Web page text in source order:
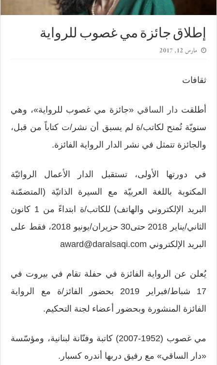
إطلاق جائزة مي غصوب للرواية
مارس 12, 2017
ثقافات
أطلقت دار الساقي «جائزة مي غصوب للرواية»، وهي
سنويّة تُمنح لكاتب/ة لم يسبق أن نشر/ت كتاباً من قبل،
والجائزة تتمثل في نشر الدار الرواية الفائزة.
في دورتها الأولى، تستقبل الدار الأعمال الروائيّة
المكتوبة باللغة العربيّة مع السيرة الذاتيّة (المتضمّنة
البريد الإلكتروني والهاتف) للكاتب/ة ابتداءً من 1 كانون
الثاني/يناير 2018 حتى30 حزيران/يونيو 2018، فقط على
البريد الإلكتروني award@daralsaqi.com
يُعلن عن الرواية الفائزة في حفلة تقام في بيروت في
17 شباط/فبراير 2019 بحضور الفائز/ة مع الرواية
الفائزة المنشورة وبحضور أعضاء لجنة التحكيم.
مي غصوب (1952-2007) كاتبة وفنّانة لبنانية، ومؤسّسة
«دار الساقي» مع رفيق دربها أندره كسبار.